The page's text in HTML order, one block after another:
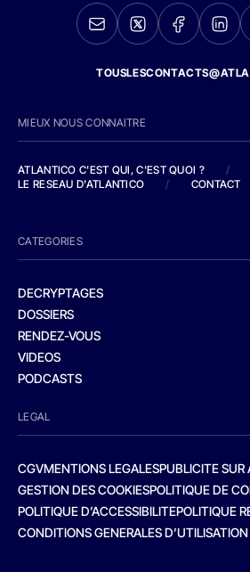
MIEUX NOUS CONNAITRE
ATLANTICO C'EST QUI, C'EST QUOI ?
/
LE RESEAU D'ATLANTICO
/ CONTACT
CATEGORIES
DECRYPTAGES
DOSSIERS
RENDEZ-VOUS
VIDEOS
PODCASTS
LEGAL
CGVMENTIONS LEGALESPUBLICITE
GESTION DES COOKIESPOLITIQUE DE
POLITIQUE D’ACCESSIBILITEPOLITIQUE
CONDITIONS GENERALES D’UTILISATION